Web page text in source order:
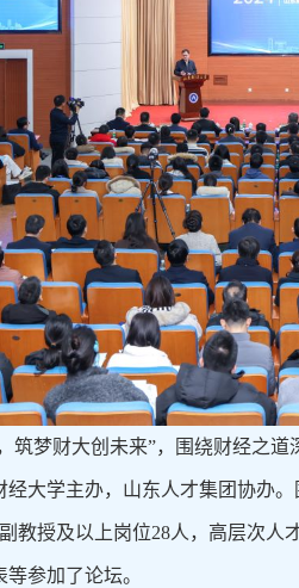
筑梦财大创未来”，围绕财经之
大学主办，山东人才集团协办
教授及以上岗位28人，高层次
参加了论坛。